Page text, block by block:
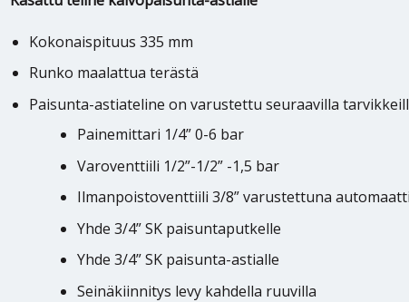
Kokonaispituus 335 mm
Runko maalattua terästä
Paisunta-astiateline on varustettu seuraavilla
Painemittari 1/4” 0-6 bar
Varoventtiili 1/2”-1/2” -1,5 bar
Ilmanpoistoventtiili 3/8” varustettuna
Yhde 3/4” SK paisuntaputkelle
Yhde 3/4” SK paisunta-astialle
Seinäkiinnitys levy kahdella ruuvilla